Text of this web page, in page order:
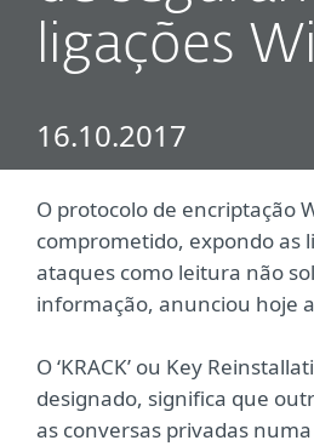
ligações
16.10.2017
O protocolo de encriptação
comprometido, expondo as
ataques como leitura não
informação, anunciou hoje a
O ‘KRACK’ ou Key
designado, significa que
as conversas privadas